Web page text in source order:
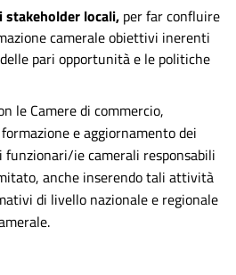
stakeholder locali, per far confluire
camerale obiettivi inerenti
pari opportunità e le politiche
le Camere di commercio,
e aggiornamento dei
funzionari/ie camerali responsabili
anche inserendo tali attività
di livello nazionale e regionale